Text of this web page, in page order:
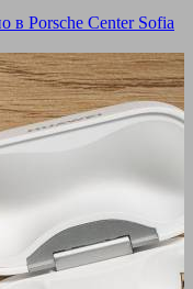
в Porsche Center Sofia